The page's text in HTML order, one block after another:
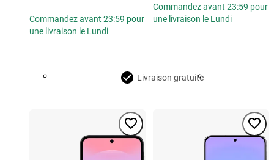
Commandez avant 23:59 pour
une livraison le Lundi
Commandez avant 23:59 pour
une livraison le Lundi
Livraison gratuite